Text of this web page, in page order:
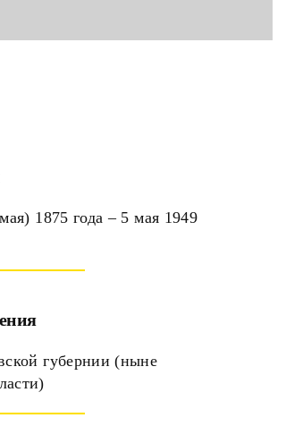
1875 года – 5 мая 1949
губернии (ныне